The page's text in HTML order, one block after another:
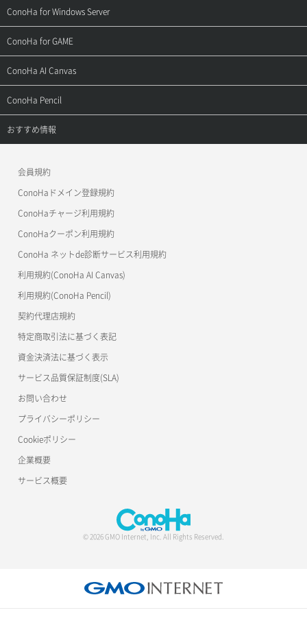
お問い合わせ
ご利用ガイド
よくある質問
サポートトップ
ご利用ガイド
APIドキュメントVPS3.0
ConoHa for Windows Server
サポートトップ
ご利用ガイド
APIドキュメントVPS3.0
ConoHa for GAME
サポートトップ
ご利用ガイド
ConoHa AI Canvas
サポートトップ
ご利用ガイド
ConoHa Pencil
サポートトップ
おすすめ情報
美雲このは徹底ガイド
会員規約
ConoHaドメイン登録規約
ConoHaチャージ利用規約
ConoHaクーポン利用規約
ConoHa ネットde診断サービス利用規約
利用規約(ConoHa AI Canvas)
利用規約(ConoHa Pencil)
契約代理店規約
特定商取引法に基づく表記
資金決済法に基づく表示
サービス品質保証制度(SLA)
お問い合わせ
プライバシーポリシー
Cookieポリシー
企業概要
サービス概要
© 2026 GMO Internet, Inc. All Rights Reserved.